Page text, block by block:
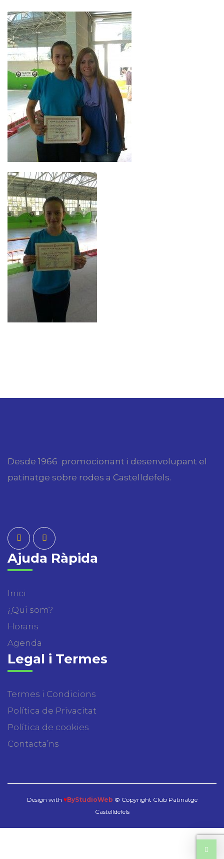
Desde 1966 promocionant i desenvolupant el
patinatge sobre rodes a Castelldefels.
Ajuda Ràpida
Inici
¿Qui som?
Horaris
Agenda
Legal i Termes
Termes i Condicions
Política de Privacitat
Política de cookies
Contacta’ns
Design with ♥ByStudioWeb © Copyright Club Patinatge
Castelldefels